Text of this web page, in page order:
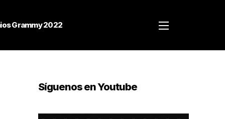
Grammy 2022
Síguenos en Youtube